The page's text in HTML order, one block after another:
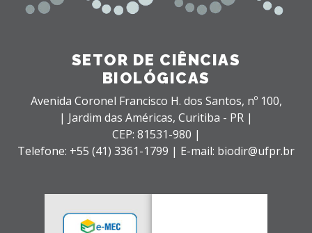
SETOR DE CIÊNCIAS
BIOLÓGICAS
Avenida Coronel Francisco H. dos Santos, nº 100,
| Jardim das Américas, Curitiba - PR |
CEP: 81531-980 |
Telefone: +55 (41) 3361-1799 | E-mail: biodir@ufpr.br